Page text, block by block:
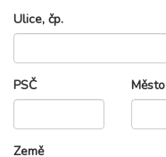
Ulice, čp.
PSČ Město
Země